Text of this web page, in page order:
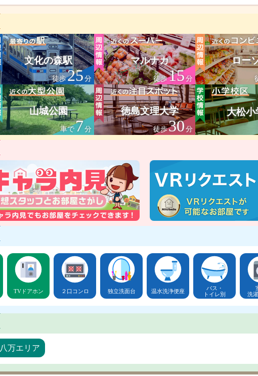
文化の森駅
徒歩25分
マルナカ
徒歩15分
ロー
山城公園
車で7分
徳島文理大学
徒歩30分
大松小
TVドアホン ２口コンロ 独立洗面台 温水洗浄便座
バス・
トイレ別
洗
八万エリア